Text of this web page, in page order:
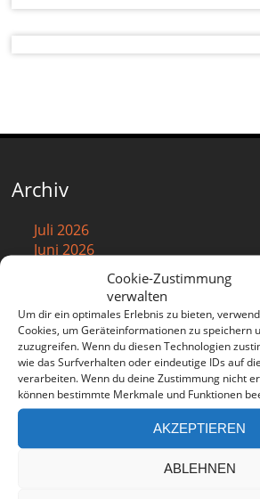
Cookie-Zustimmung
verwalten
Um dir ein optimales Erlebnis zu bieten,
Cookies, um Geräteinformationen zu speichern
zuzugreifen. Wenn du diesen Technologien
wie das Surfverhalten oder eindeutige IDs auf
verarbeiten. Wenn du deine Zustimmung nicht
können bestimmte Merkmale und Funktionen
AKZEPTIEREN
ABLEHNEN
Archiv
Juli 2026
Juni 2026
März 2026
Februar 2026
Januar 2026
Dezember 2025
November 2025
Oktober 2025
August 2025